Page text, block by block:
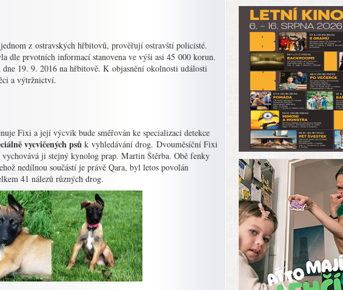
z ostravských hřbitovů, prověřují ostravští policisté.
dle prvotních informací stanovena ve výši asi 45 000 korun.
19. 9. 2016 na hřbitově. K objasnění okolnosti události
a výtržnictví.
Fixi a její výcvik bude směřován ke specializaci detekce
vycvičených psů k vyhledávání drog. Dvouměsíční Fixi
ji stejný kynolog prap. Martin Štěrba. Obě fenky
nedílnou součástí je právě Qara, byl letos povolán
41 nálezů různých drog.